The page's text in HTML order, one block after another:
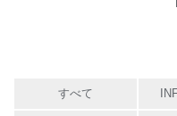
すべて